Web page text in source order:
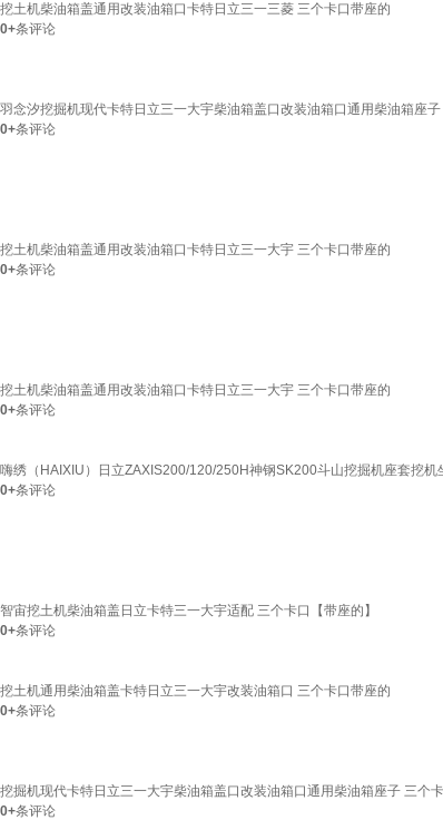
挖土机柴油箱盖通用改装油箱口卡特日立三一三菱 三个卡口带座的
0+条评论
羽念汐挖掘机现代卡特日立三一大宇柴油箱盖口改装油箱口通用柴油箱座
0+条评论
挖土机柴油箱盖通用改装油箱口卡特日立三一大宇 三个卡口带座的
0+条评论
挖土机柴油箱盖通用改装油箱口卡特日立三一大宇 三个卡口带座的
0+条评论
嗨绣（HAIXIU）日立ZAXIS200/120/250H神钢SK200斗山挖掘机座套挖机
0+条评论
智宙挖土机柴油箱盖日立卡特三一大宇适配 三个卡口【带座的】
0+条评论
挖土机通用柴油箱盖卡特日立三一大宇改装油箱口 三个卡口带座的
0+条评论
挖掘机现代卡特日立三一大宇柴油箱盖口改装油箱口通用柴油箱座子 三个卡
0+条评论